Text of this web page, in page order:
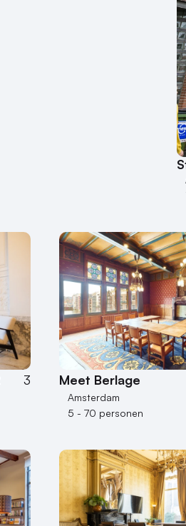
3 Meet Berlage
Amsterdam
5 - 70 personen